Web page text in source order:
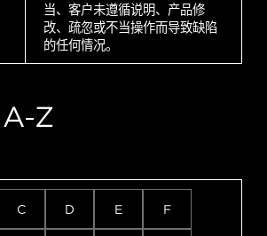
当、客户未遵循说明、产品修
改、疏忽或不当操作而导致缺陷
的任何情况。
Z
C D E F